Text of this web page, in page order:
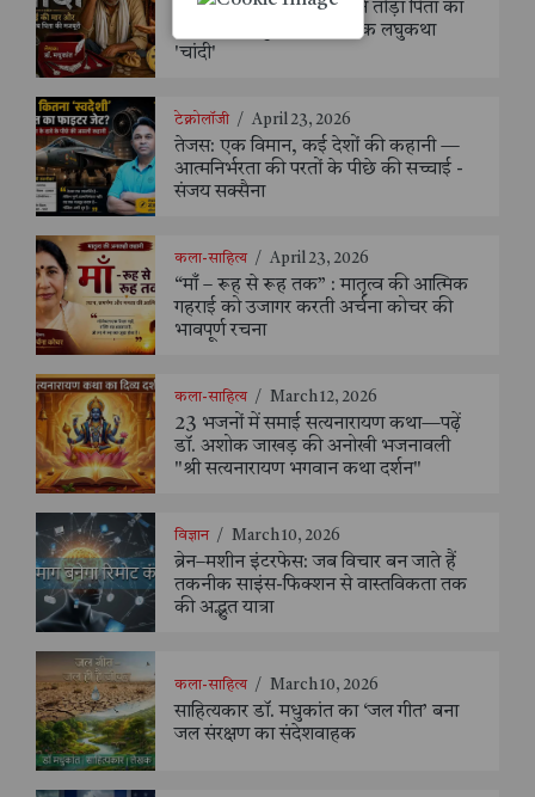
आसमान छूते चांदी के भाव ने तोड़ा पिता का
सपना: डॉ. मधुकांत की मार्मिक लघुकथा
'चांदी'
टेक्नोलॉजी / April 23, 2026
तेजस: एक विमान, कई देशों की कहानी —
आत्मनिर्भरता की परतों के पीछे की सच्चाई -
संजय सक्सैना
कला-साहित्य / April 23, 2026
“माँ – रूह से रूह तक” : मातृत्व की आत्मिक
गहराई को उजागर करती अर्चना कोचर की
भावपूर्ण रचना
कला-साहित्य / March 12, 2026
23 भजनों में समाई सत्यनारायण कथा—पढ़ें
डॉ. अशोक जाखड़ की अनोखी भजनावली
"श्री सत्यनारायण भगवान कथा दर्शन"
विज्ञान / March 10, 2026
ब्रेन–मशीन इंटरफेस: जब विचार बन जाते हैं
तकनीक साइंस-फिक्शन से वास्तविकता तक
की अद्भुत यात्रा
कला-साहित्य / March 10, 2026
साहित्यकार डॉ. मधुकांत का ‘जल गीत’ बना
जल संरक्षण का संदेशवाहक